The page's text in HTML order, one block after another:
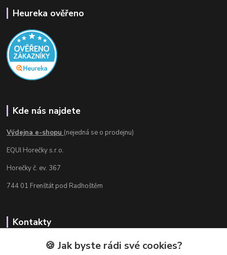
Heureka ověřeno
Kde nás najdete
Výdejna e-shopu (nejedná se o prodejnu)
EQUI Horečky s.r.o.
Horečky č. ev. 367
744 01 Frenštát pod Radhoštěm
Kontakty
Radka Chamrádová🍪 Jak byste rádi své cookies?